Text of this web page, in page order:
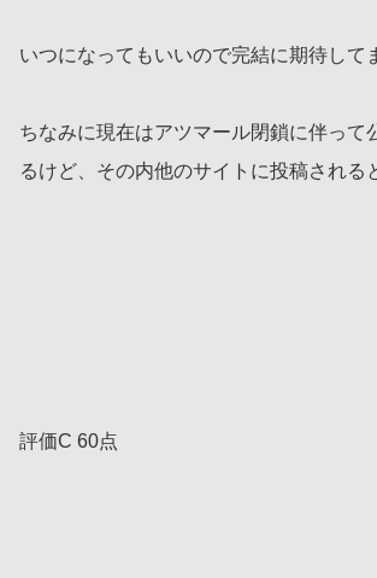
いつになってもいいので完結に期待して
ちなみに現在はアツマール閉鎖に伴って
るけど、その内他のサイトに投稿される
評価C 60点